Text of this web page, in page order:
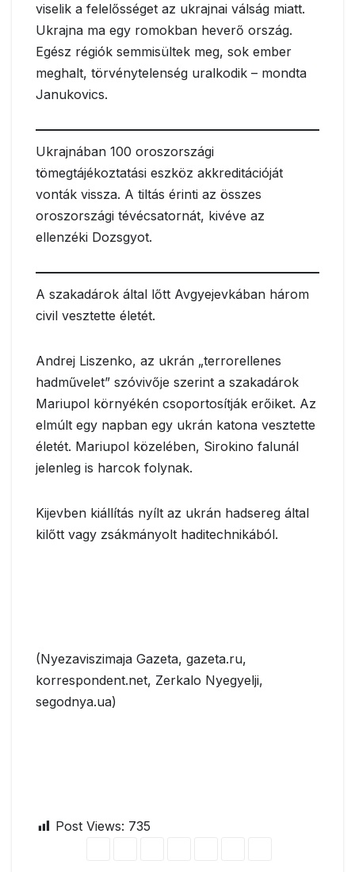
viselik a felelősséget az ukrajnai válság miatt.
Ukrajna ma egy romokban heverő ország.
Egész régiók semmisültek meg, sok ember
meghalt, törvénytelenség uralkodik – mondta
Janukovics.
Ukrajnában 100 oroszországi
tömegtájékoztatási eszköz akkreditációját
vonták vissza. A tiltás érinti az összes
oroszországi tévécsatornát, kivéve az
ellenzéki Dozsgyot.
A szakadárok által lőtt Avgyejevkában három
civil vesztette életét.
Andrej Liszenko, az ukrán „terrorellenes
hadművelet” szóvivője szerint a szakadárok
Mariupol környékén csoportosítják erőiket. Az
elmúlt egy napban egy ukrán katona vesztette
életét. Mariupol közelében, Sirokino falunál
jelenleg is harcok folynak.
Kijevben kiállítás nyílt az ukrán hadsereg által
kilőtt vagy zsákmányolt haditechnikából.
(Nyezaviszimaja Gazeta, gazeta.ru,
korrespondent.net, Zerkalo Nyegyelji,
segodnya.ua)
Post Views: 735